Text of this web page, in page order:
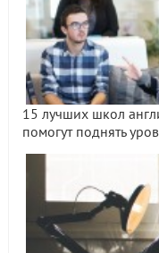
15 лучших школ
помогут поднять